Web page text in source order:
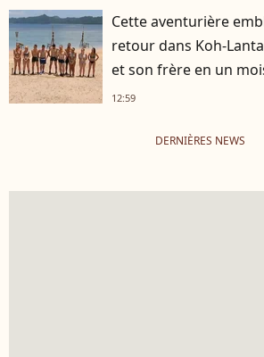
Cette aventurière
retour dans Koh-
et son frère en un
12:59
DERNIÈRES NEWS